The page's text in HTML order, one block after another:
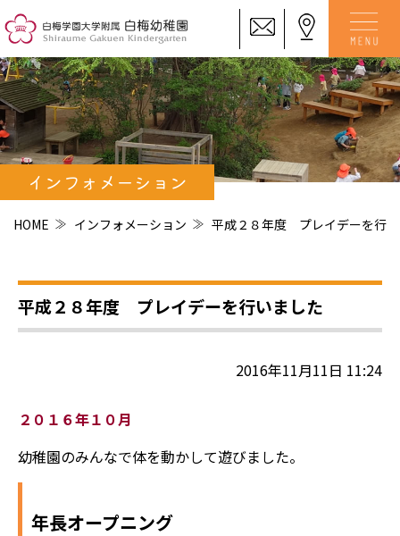
インフォメーション
HOME インフォメーション 平成２８年度 プレイデーを行
平成２８年度 プレイデーを行いました
2016年11月11日 11:24
２０１６年１０月
幼稚園のみんなで体を動かして遊びました。
年長オープニング